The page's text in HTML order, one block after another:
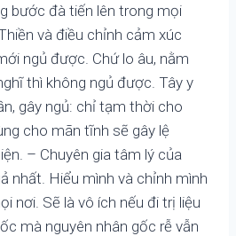
bước đà tiến lên trong mọi
và điều chỉnh cảm xúc
ngủ được. Chứ lo âu, nằm
thì không ngủ được. Tây y
gây ngủ: chỉ tạm thời cho
cho mãn tĩnh sẽ gây lệ
– Chuyên gia tâm lý của
nhất. Hiểu mình và chỉnh mình
nơi. Sẽ là vô ích nếu đi trị liệu
mà nguyên nhân gốc rễ vẫn